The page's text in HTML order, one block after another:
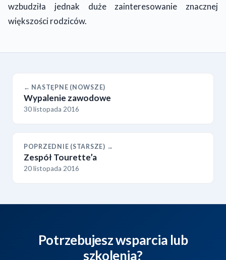
wzbudziła jednak duże zainteresowanie znacznej
większości rodziców.
← NASTĘPNE (NOWSZE)
Wypalenie zawodowe
30 listopada 2016
POPRZEDNIE (STARSZE) →
Zespół Tourette’a
20 listopada 2016
Potrzebujesz wsparcia lub
szkolenia?